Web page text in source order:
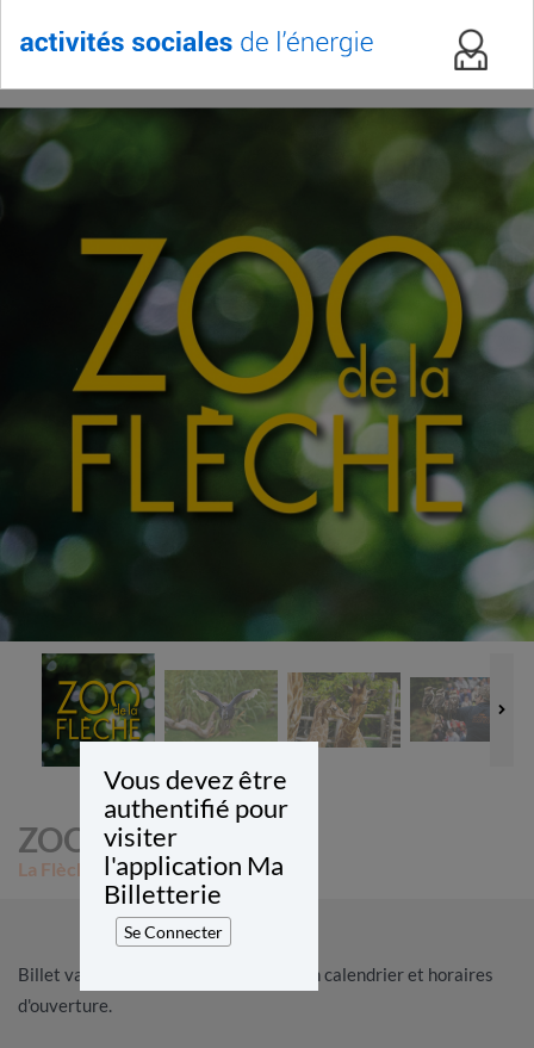
Vous devez être
authentifié pour
visiter
l'application Ma
Billetterie
Se Connecter
ZOO DE LA FLECHE
La Flèche
Billet valable jusqu'au 31/12/26, selon calendrier et horaires
d'ouverture.